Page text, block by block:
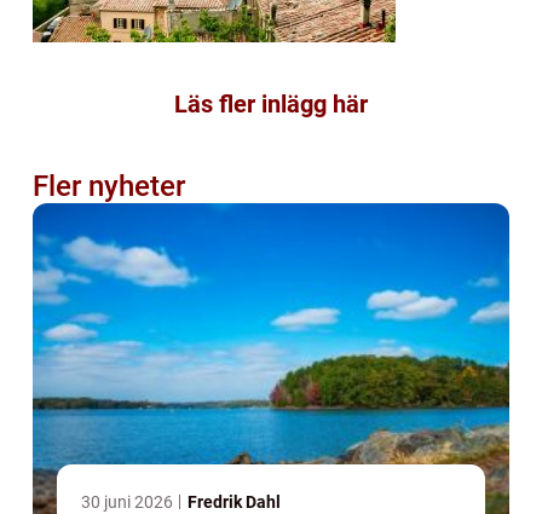
Läs fler inlägg här
Fler nyheter
30 juni 2026 Fredrik Dahl